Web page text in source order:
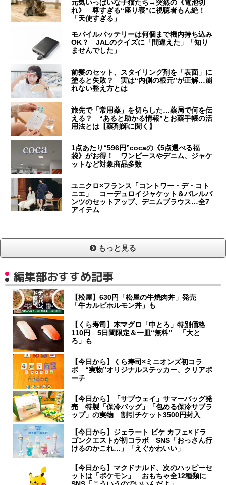
元気いっぱいな子猫たち→突然の《電池切
れ》 尊すぎる“座り寝”に視聴者もん絶！
「天使すぎる」
モバイルバッテリーは何個まで機内持ち込み
OK？ JALのクイズに「間違えた」「知り
ませんでした」
前髪のセット、スタイリング剤を「表面」に
塗ると失敗？ 実は“内側の根元”が正解…崩
れない整え方とは
旅先で「常用薬」を切らした…薬局で何を伝
える？ “あると助かる情報”とお薬手帳の活
用法とは【薬剤師に聞く】
1点あたり“596円”cocaの《5点選べる福
袋》がお得！ ワンピースやデニム、ジャケ
ットなど対象商品多数
ユニクロ×フランス「コントワー・デ・コト
ニエ」 コーデュロイジャケット＆バレルパ
ンツのセットアップ、デニムブラウス…全7
アイテム
もっと見る
編集部おすすめ記事
【松屋】630円「松屋の牛焼肉丼」発売
「牛カルビホルモン丼」も
【くら寿司】本マグロ「中とろ」特別価格
110円 5日間限定＆一皿“無料” 「大と
ろ」も
【今日から】くら寿司×ミニオンズ初コラ
ボ “実物”オリジナルステッカー、クリアポ
ーチ
【今日から】「サブウェイ」サマーバッグ発
売 特製「保冷バッグ」「包める保冷サブラ
ップ」の実物 割引チケット3500円封入
【今日から】ジェラート ピケ カフェ×ドラ
ゴンクエストが初コラボ SNS「おっさん行
けるのかこれ…」「えぐかわいい」
【今日から】マクドナルド、次のハッピーセ
ットは「ポケモン」 おもちゃ全12種類に